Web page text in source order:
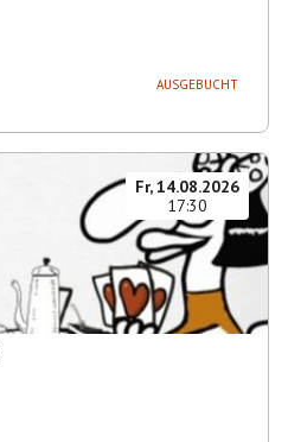
AUSGEBUCHT
Fr, 14.08.2026
17:30